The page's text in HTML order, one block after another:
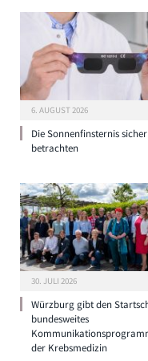
6. AUGUST 2026
Die Sonnenfinsternis sicher
betrachten
30. JULI 2026
Würzburg gibt den
bundesweites
der Krebsmedizin